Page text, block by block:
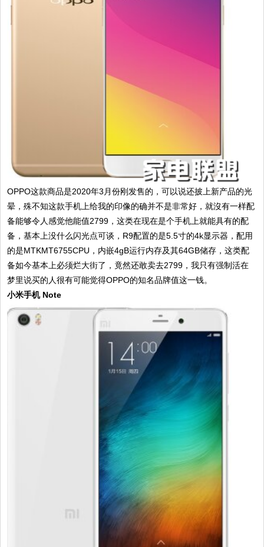
OPPO这款商品是2020年3月份刚发售的，可以说还披上新产品的光
晕，殊不知这款手机上给我的印像的确并不是非常好，就沒有一样配
备能够令人感觉他能值2799，这类在现在是个手机上就能具有的配
备，基本上没什么闪光点可谈，R9配置的是5.5寸的4k显示器，配用
的是MTKMT6755CPU，内嵌4gB运行内存及其64GB储存，这类配
备如今基本上必须烂大街了，竟然还敢卖去2799，我只有强制活在
梦里说买的人很有可能觉得OPPO的知名品牌值这一钱。
小米手机 Note